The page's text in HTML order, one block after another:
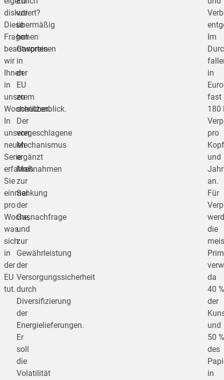
diskutiert?
Diese
Fragen
beantworten
wir
Ihnen
in
unserem
Wochenüberblick.
In
unserer
neuen
Serie
erfahren
Sie
einmal
pro
Woche,
was
sich
in
der
EU
tut.
vor
übermäßig
hohen
Gaspreisen
in
der
EU
zu
schützen.
Der
vorgeschlagene
Mechanismus
ergänzt
Maßnahmen
zur
Senkung
der
Gasnachfrage
und
zur
Gewährleistung
der
Versorgungssicherheit
durch
Diversifizierung
der
Energielieferungen.
Er
soll
die
Volatilität
Im
in
fast
180
pro
Kopf
und
Jahr
an.
Für
die
da
40 %
der
und
50 %
des
in